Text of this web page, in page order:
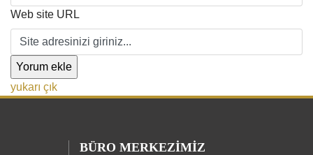
Web site URL
yukarı çık
BÜRO MERKEZIMIZ